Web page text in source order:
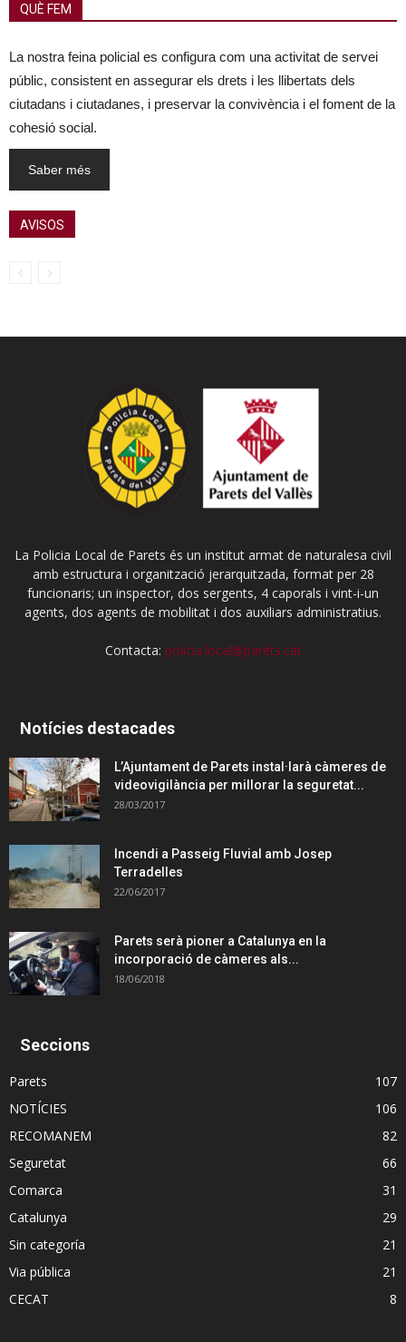
QUÈ FEM
La nostra feina policial es configura com una activitat de servei
públic, consistent en assegurar els drets i les llibertats dels
ciutadans i ciutadanes, i preservar la convivència i el foment de la
cohesió social.
Saber més
AVISOS
La Policia Local de Parets és un institut armat de naturalesa civil
amb estructura i organització jerarquitzada, format per 28
funcionaris; un inspector, dos sergents, 4 caporals i vint-i-un
agents, dos agents de mobilitat i dos auxiliars administratius.
Contacta: policia.local@parets.cat
Notícies destacades
L’Ajuntament de Parets instal·larà càmeres de
videovigilància per millorar la seguretat...
28/03/2017
Incendi a Passeig Fluvial amb Josep
Terradelles
22/06/2017
Parets serà pioner a Catalunya en la
incorporació de càmeres als...
18/06/2018
Seccions
Parets
107
NOTÍCIES
106
RECOMANEM
82
Seguretat
66
Comarca
31
Catalunya
29
Sin categoría
21
Via pública
21
CECAT
8